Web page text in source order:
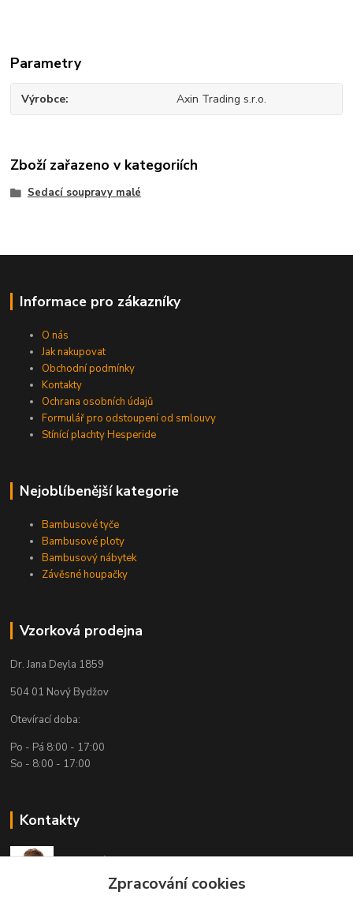
Parametry
Výrobce Axin Trading s.r.o.
Zboží zařazeno v kategoriích
Sedací soupravy malé
Informace pro zákazníky
O nás
Jak nakupovat
Obchodní podmínky
Kontakty
Ochrana osobních údajů
Formulář pro odstoupení od smlouvy
Stínící plachty Hesperide
Nejoblíbenější kategorie
Bambusové tyče
Bambusové ploty
Bambusový nábytek
Závěsné houpačky
Vzorková prodejna
Dr. Jana Deyla 1859
504 01 Nový Bydžov
Otevírací doba:
Po - Pá 8:00 - 17:00
So - 8:00 - 17:00
Kontakty
Technická podpora
Zpracování cookies